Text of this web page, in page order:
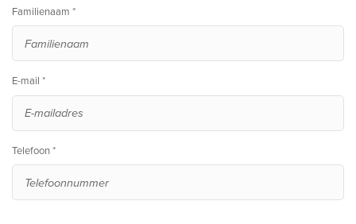
Familienaam *
E-mail *
Telefoon *